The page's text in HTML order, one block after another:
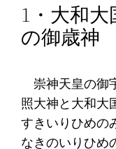
1・大和
の御歳神
崇神天皇の御
照大神と大和大
すきいりひめの
なきのいりひめ